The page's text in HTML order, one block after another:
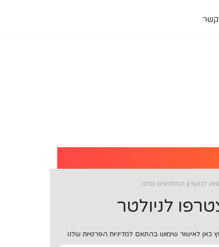
קשר
למועדון המתכונים שלנו
לניולטר
כאן לאישור שימוש בהתאם למדיניות הפרטיות שלנו